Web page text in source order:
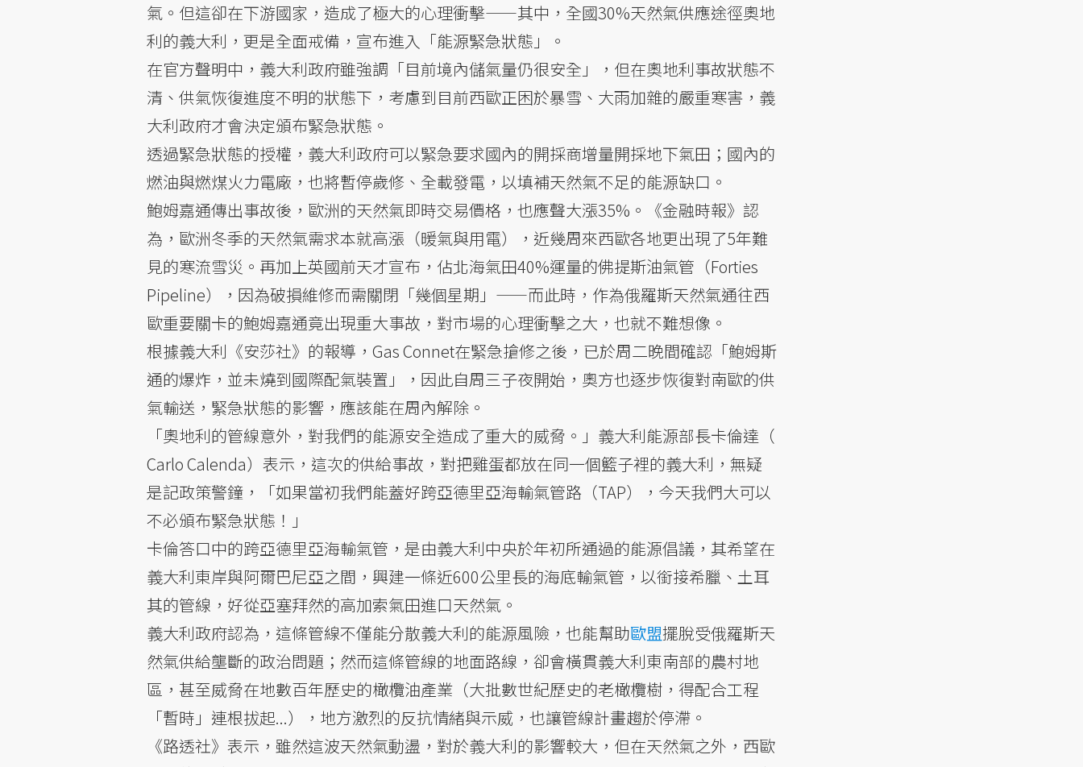
氣。但這卻在下游國家，造成了極大的心理衝擊——其中，全國30%天然氣供應途徑奧地
利的義大利，更是全面戒備，宣布進入「能源緊急狀態」。
在官方聲明中，義大利政府雖強調「目前境內儲氣量仍很安全」，但在奧地利事故狀態不
清、供氣恢復進度不明的狀態下，考慮到目前西歐正困於暴雪、大雨加雜的嚴重寒害，義
大利政府才會決定頒布緊急狀態。
透過緊急狀態的授權，義大利政府可以緊急要求國內的開採商增量開採地下氣田；國內的
燃油與燃煤火力電廠，也將暫停歲修、全載發電，以填補天然氣不足的能源缺口。
鮑姆嘉通傳出事故後，歐洲的天然氣即時交易價格，也應聲大漲35%。《金融時報》認
為，歐洲冬季的天然氣需求本就高漲（暖氣與用電），近幾周來西歐各地更出現了5年難
見的寒流雪災。再加上英國前天才宣布，佔北海氣田40%運量的佛提斯油氣管（Forties
Pipeline），因為破損維修而需關閉「幾個星期」——而此時，作為俄羅斯天然氣通往西
歐重要關卡的鮑姆嘉通竟出現重大事故，對市場的心理衝擊之大，也就不難想像。
根據義大利《安莎社》的報導，Gas Connet在緊急搶修之後，已於周二晚間確認「鮑姆斯
通的爆炸，並未燒到國際配氣裝置」，因此自周三子夜開始，奧方也逐步恢復對南歐的供
氣輸送，緊急狀態的影響，應該能在周內解除。
「奧地利的管線意外，對我們的能源安全造成了重大的威脅。」義大利能源部長卡倫達（
Carlo Calenda）表示，這次的供給事故，對把雞蛋都放在同一個籃子裡的義大利，無疑
是記政策警鐘，「如果當初我們能蓋好跨亞德里亞海輸氣管路（TAP），今天我們大可以
不必頒布緊急狀態！」
卡倫答口中的跨亞德里亞海輸氣管，是由義大利中央於年初所通過的能源倡議，其希望在
義大利東岸與阿爾巴尼亞之間，興建一條近600公里長的海底輸氣管，以銜接希臘、土耳
其的管線，好從亞塞拜然的高加索氣田進口天然氣。
義大利政府認為，這條管線不僅能分散義大利的能源風險，也能幫助歐盟擺脫受俄羅斯天
然氣供給壟斷的政治問題；然而這條管線的地面路線，卻會橫貫義大利東南部的農村地
區，甚至威脅在地數百年歷史的橄欖油產業（大批數世紀歷史的老橄欖樹，得配合工程
「暫時」連根拔起...），地方激烈的反抗情緒與示威，也讓管線計畫趨於停滯。
《路透社》表示，雖然這波天然氣動盪，對於義大利的影響較大，但在天然氣之外，西歐